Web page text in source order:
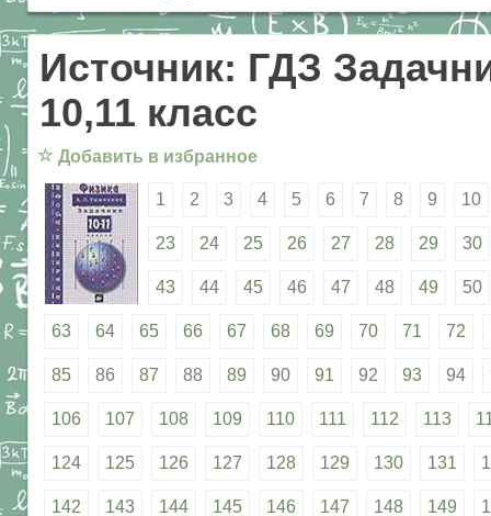
Источник: ГДЗ
10,11 класс
☆ Добавить в избранное
1 2 3 4 5 6 7 8 9 10
23 24 25 26 27 28 29 30
43 44 45 46 47 48 49 50
63 64 65 66 67 68 69 70 71 72
85 86 87 88 89 90 91 92 93 94
106 107 108 109 110 111 112 113
124 125 126 127 128 129 130 131
142 143 144 145 146 147 148 149